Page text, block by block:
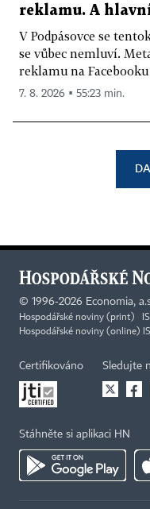
reklamu. A
V Podpásovce se
se vůbec nemluví.
reklamu na
7. 8. 2026 ▪ 55:23 min.
© 1996-2026 Economia,
Hospodářské noviny (print)
Hospodářské noviny (online)
Certifikováno Sledujte
Stáhněte si aplikaci HN